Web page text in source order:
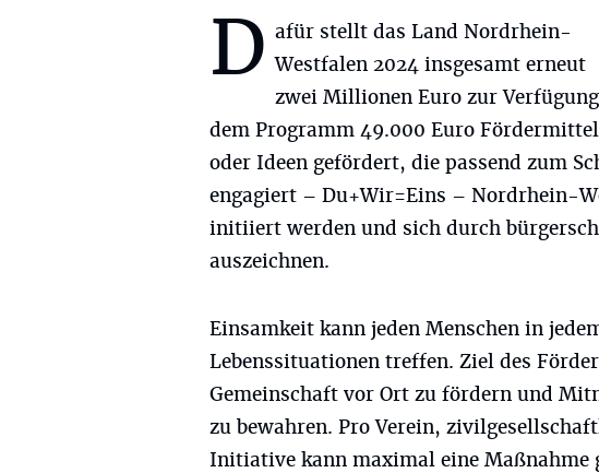
D afür stellt das Land Nordrhein-
Westfalen 2024 insgesamt erneut
zwei Millionen Euro zur
dem Programm 49.000 Euro
oder Ideen gefördert, die passend zum
engagiert – Du+Wir=Eins – Nordrhein-
initiiert werden und sich durch
auszeichnen.
Einsamkeit kann jeden Menschen in
Lebenssituationen treffen. Ziel des
Gemeinschaft vor Ort zu fördern und
zu bewahren. Pro Verein,
Initiative kann maximal eine